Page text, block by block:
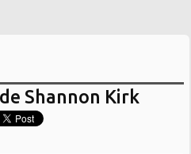
Shannon Kirk